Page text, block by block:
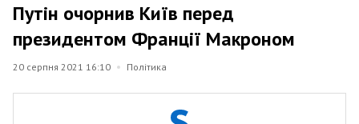
Путін очорнив Київ перед
президентом Франції Макроном
20 серпня 2021 16:10 Політика